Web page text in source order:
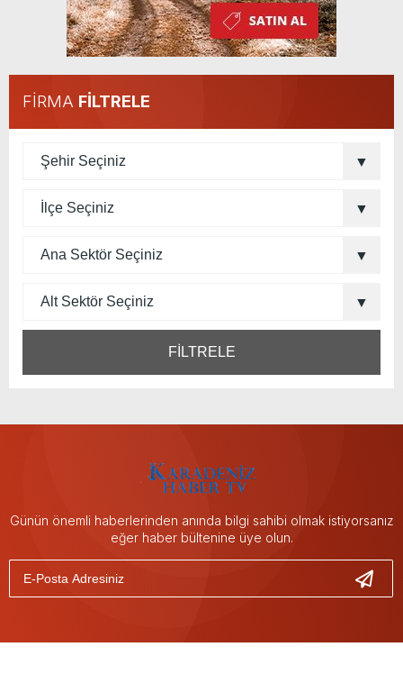
FİRMA FİLTRELE
FİLTRELE
Günün önemli haberlerinden anında bilgi sahibi olmak istiyorsanız
eğer haber bültenine üye olun.